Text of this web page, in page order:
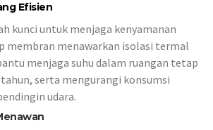
Efisien
kunci untuk menjaga kenyamanan
membran menawarkan isolasi termal
menjaga suhu dalam ruangan tetap
serta mengurangi konsumsi
udara.